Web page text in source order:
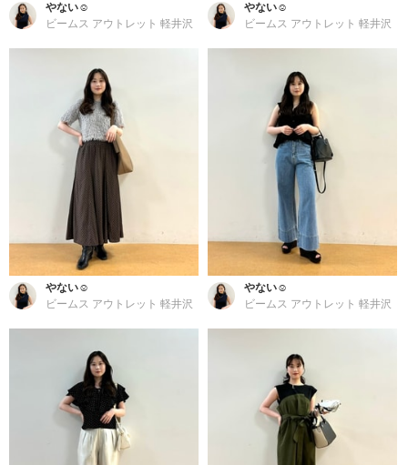
やない☺︎
ビームス アウトレット 軽井沢
やない☺︎
ビームス アウトレット 軽井沢
やない☺︎
ビームス アウトレット 軽井沢
やない☺︎
ビームス アウトレット 軽井沢